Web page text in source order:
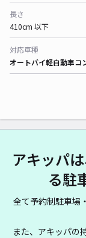
長さ
410cm 以下
対応車種
オートバイ軽自動車コ
アキッパ
る駐
全て予約制駐車場
また、アキッパの